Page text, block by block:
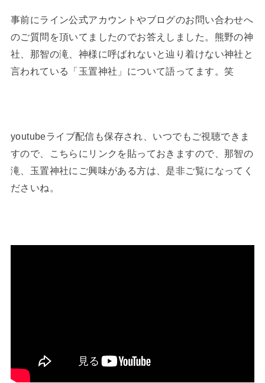
事前にライン公式アカウントやブログのお問い合わせへ
のご質問を頂いてましたのでお答えしました。熊野の神
社、那智の滝、神様に呼ばれないと辿り着けない神社と
言われている「玉置神社」について語ってます。笑
youtubeライブ配信も保存され、いつでもご視聴できま
すので、こちらにリンクを貼っておきますので、那智の
滝、玉置神社にご興味がある方は、是非ご覧になってく
ださいね。